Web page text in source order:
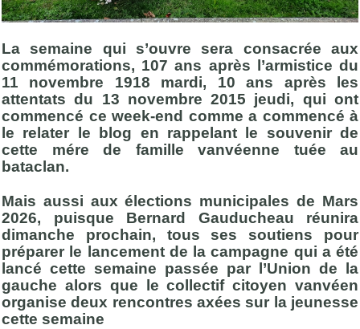
La semaine qui s’ouvre sera consacrée aux
commémorations, 107 ans après l’armistice du
11 novembre 1918 mardi, 10 ans après les
attentats du 13 novembre 2015 jeudi, qui ont
commencé ce week-end comme a commencé à
le relater le blog en rappelant le souvenir de
cette mére de famille vanvéenne tuée au
bataclan.
Mais aussi aux élections municipales de Mars
2026, puisque Bernard Gauducheau réunira
dimanche prochain, tous ses soutiens pour
préparer le lancement de la campagne qui a été
lancé cette semaine passée par l’Union de la
gauche alors que le collectif citoyen vanvéen
organise deux rencontres axées sur la jeunesse
cette semaine